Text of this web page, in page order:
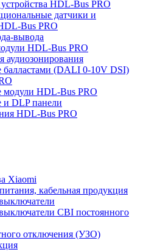
HDL-Bus PRO
датчики и
Bus PRO
вывода
HDL-Bus PRO
аудиозонирования
балластами (DALI 0-10V DSI)
HDL-Bus PRO
DLP панели
HDL-Bus PRO
Xiaomi
кабельная продукция
CBI постоянного
отключения (УЗО)